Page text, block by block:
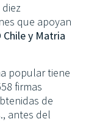
que apoyan
Chile y Matria
popular tiene
firmas
de
antes del